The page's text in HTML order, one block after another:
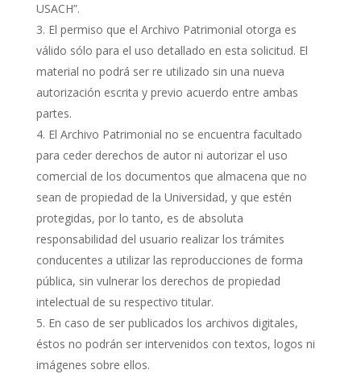
USACH”.
El permiso que el Archivo Patrimonial otorga es
válido sólo para el uso detallado en esta solicitud. El
material no podrá ser re utilizado sin una nueva
autorización escrita y previo acuerdo entre ambas
partes.
El Archivo Patrimonial no se encuentra facultado
para ceder derechos de autor ni autorizar el uso
comercial de los documentos que almacena que no
sean de propiedad de la Universidad, y que estén
protegidas, por lo tanto, es de absoluta
responsabilidad del usuario realizar los trámites
conducentes a utilizar las reproducciones de forma
pública, sin vulnerar los derechos de propiedad
intelectual de su respectivo titular.
En caso de ser publicados los archivos digitales,
éstos no podrán ser intervenidos con textos, logos ni
imágenes sobre ellos.